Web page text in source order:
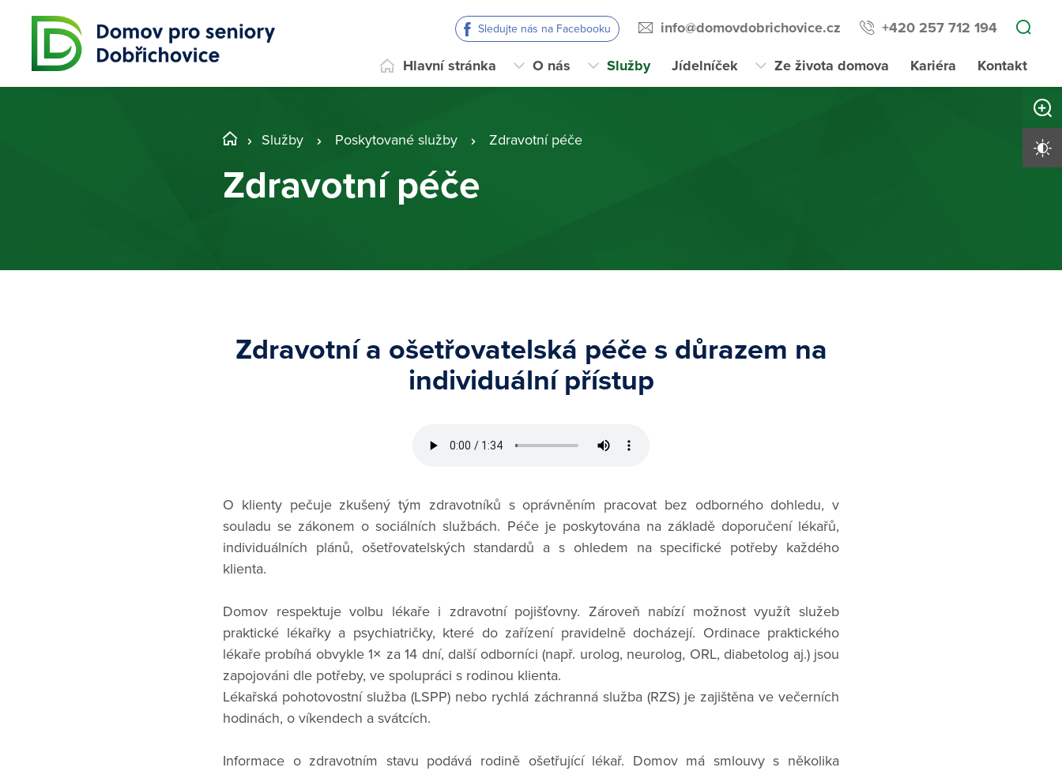
Sledujte nás na Facebooku info@domovdobrichovice.cz +420 257 712 194
Hlavní stránka O nás Služby Jídelníček Ze života domova Kariéra Kontakt
Služby Poskytované služby Zdravotní péče
Zdravotní péče
Zdravotní a ošetřovatelská péče s důrazem na
individuální přístup
O klienty pečuje zkušený tým zdravotníků s oprávněním pracovat bez odborného dohledu, v
souladu se zákonem o sociálních službách. Péče je poskytována na základě doporučení lékařů,
individuálních plánů, ošetřovatelských standardů a s ohledem na specifické potřeby každého
klienta.
Domov respektuje volbu lékaře i zdravotní pojišťovny. Zároveň nabízí možnost využít služeb
praktické lékařky a psychiatričky, které do zařízení pravidelně docházejí. Ordinace praktického
lékaře probíhá obvykle 1× za 14 dní, další odborníci (např. urolog, neurolog, ORL, diabetolog aj.) jsou
zapojováni dle potřeby, ve spolupráci s rodinou klienta.
Lékařská pohotovostní služba (LSPP) nebo rychlá záchranná služba (RZS) je zajištěna ve večerních
hodinách, o víkendech a svátcích.
Informace o zdravotním stavu podává rodině ošetřující lékař. Domov má smlouvy s několika